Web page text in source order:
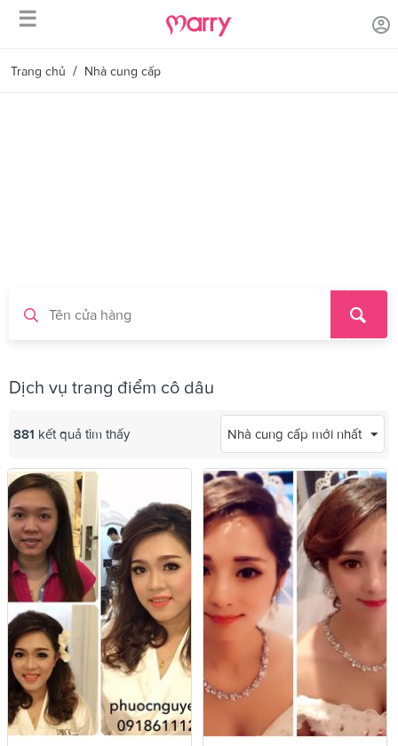
☰
Trang chủ / Nhà cung cấp
Dịch vụ trang điểm cô dâu
Nhà cung cấp mới nhất
881 kết quả tìm thấy